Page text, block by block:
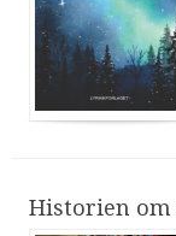
Historien